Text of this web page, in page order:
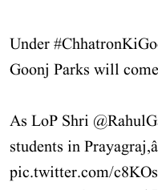
Under
Goonj Parks will
As LoP Shri
students in
pic.twitter.com/